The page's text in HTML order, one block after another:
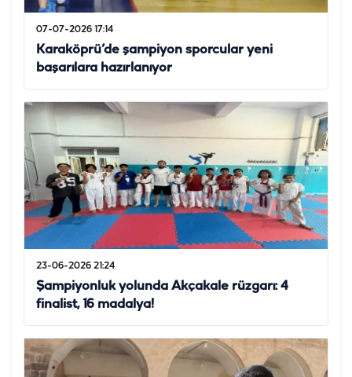
07-07-2026 17:14
Karaköprü’de şampiyon sporcular yeni
başarılara hazırlanıyor
23-06-2026 21:24
Şampiyonluk yolunda Akçakale rüzgarı: 4
finalist, 16 madalya!